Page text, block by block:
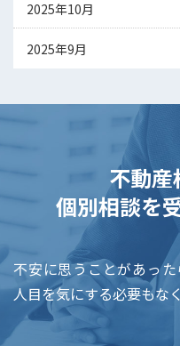
2025年10月
2025年9月
不動
個別相談を
不安に思うことがあっ
人目を気にする必要もな